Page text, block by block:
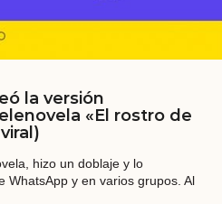
la versión
«El rostro de
hizo un doblaje y lo
WhatsApp y en varios grupos. Al